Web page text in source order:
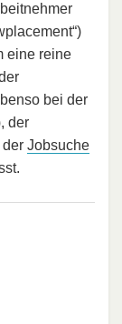
eine reine
bei der
der
der Jobsuche